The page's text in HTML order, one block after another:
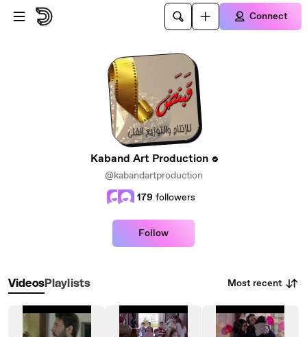
Skip to main content
Connect
Kaband Art Production
@kabandartproduction
179 followers
Follow
VideosPlaylists Most recent